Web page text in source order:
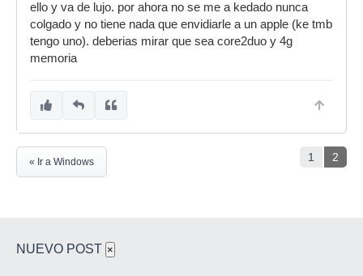
ello y va de lujo. por ahora no se me a kedado nunca
colgado y no tiene nada que envidiarle a un apple (ke tmb
tengo uno). deberias mirar que sea core2duo y 4g
memoria
1 2
« Ir a Windows
NUEVO POST ×